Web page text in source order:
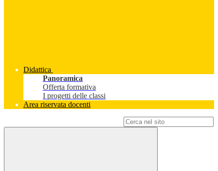
Didattica
Panoramica
Offerta formativa
I progetti delle classi
Area riservata docenti